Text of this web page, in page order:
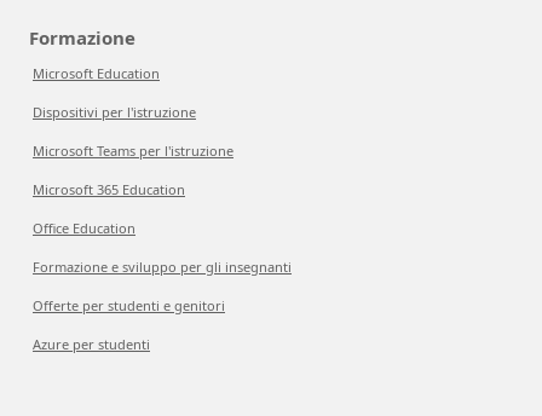
Formazione
Microsoft Education
Dispositivi per l'istruzione
Microsoft Teams per l'istruzione
Microsoft 365 Education
Office Education
Formazione e sviluppo per gli insegnanti
Offerte per studenti e genitori
Azure per studenti